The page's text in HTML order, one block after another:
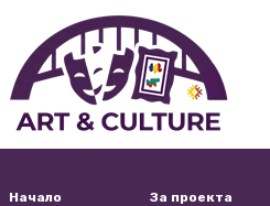
Начало За проекта